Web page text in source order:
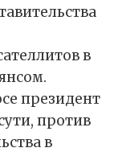
в
президент
против
в